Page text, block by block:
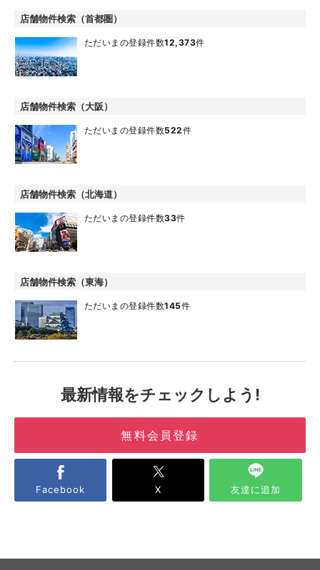
店舗物件検索（首都圏）
ただいまの登録件数12,373件
店舗物件検索（大阪）
ただいまの登録件数522件
店舗物件検索（北海道）
ただいまの登録件数33件
店舗物件検索（東海）
ただいまの登録件数145件
最新情報をチェックしよう!
無料会員登録
Facebook X 友達に追加